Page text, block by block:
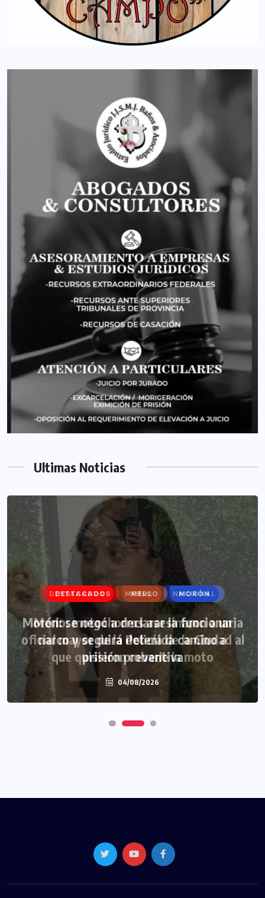
Ultimas Noticias
DESTACADOS MERLO MORÓN
Morón: se negó a declarar la funcionaria
narco y seguirá detenida camino a
prisión preventiva
04/08/2026